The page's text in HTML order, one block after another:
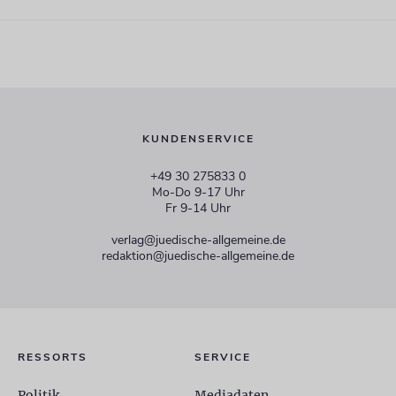
KUNDENSERVICE
+49 30 275833 0
Mo-Do 9-17 Uhr
Fr 9-14 Uhr
verlag@juedische-allgemeine.de
redaktion@juedische-allgemeine.de
RESSORTS SERVICE